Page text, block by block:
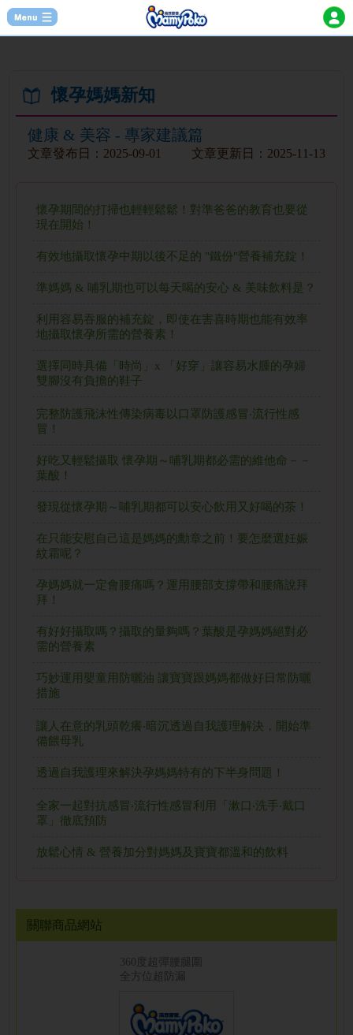
懷孕媽媽新知
健康 & 美容 - 專家建議篇
文章發布日： 2025-09-01 文章更新日： 2025-11-13
懷孕期間的打掃也輕輕鬆鬆！對準爸爸的教育也要從
現在開始！
有效地攝取懷孕中期以後不足的 "鐵份"營養補充錠！
準媽媽 & 哺乳期也可以每天喝的安心 & 美味飲料是？
利用容易吞服的補充錠，即使在害喜時期也能有效率
地攝取懷孕所需的營養素！
選擇同時具備「時尚」x 「好穿」讓容易水腫的孕婦
雙腳沒有負擔的鞋子
完整防護飛沫性傳染病毒以口罩防護感冒‧流行性感
冒！
好吃又輕鬆攝取 懷孕期～哺乳期都必需的維他命－－
葉酸！
發現從懷孕期～哺乳期都可以安心飲用又好喝的茶！
在只能安慰自己這是媽媽的勳章之前！要怎麼選妊娠
紋霜呢？
孕媽媽就一定會腰痛嗎？運用腰部支撐帶和腰痛說拜
拜！
有好好攝取嗎？攝取的量夠嗎？葉酸是孕媽媽絕對必
需的營養素
巧妙運用嬰童用防曬油 讓寶寶跟媽媽都做好日常防曬
措施
讓人在意的乳頭乾癢‧暗沉透過自我護理解決，開始準
備餵母乳
透過自我護理來解決孕媽媽特有的下半身問題！
全家一起對抗感冒‧流行性感冒利用「漱口‧洗手‧戴口
罩」徹底預防
放鬆心情 & 營養加分對媽媽及寶寶都溫和的飲料
關聯商品網站
360度超彈腰腿圍
全方位超防漏